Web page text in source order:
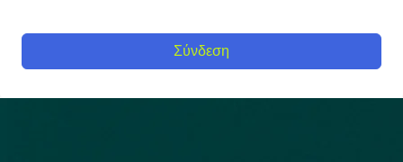
Σύνδεση